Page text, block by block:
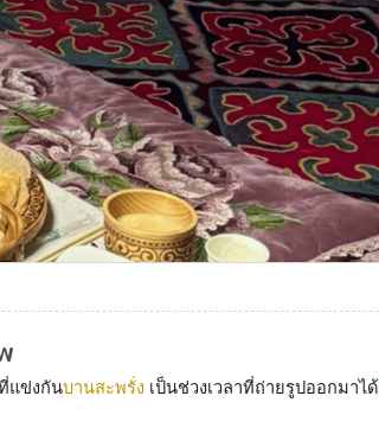
แข่งกันบานสะพรั่ง เป็นช่วงเวลาที่ถ่ายรูปออกมาได้